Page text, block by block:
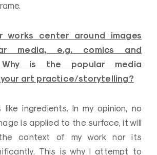
works center around images
media, e.g. comics and
Why is the popular media
art practice/storytelling?
ingredients. In my opinion, no
is applied to the surface, it will
context of my work nor its
This is why I attempt to